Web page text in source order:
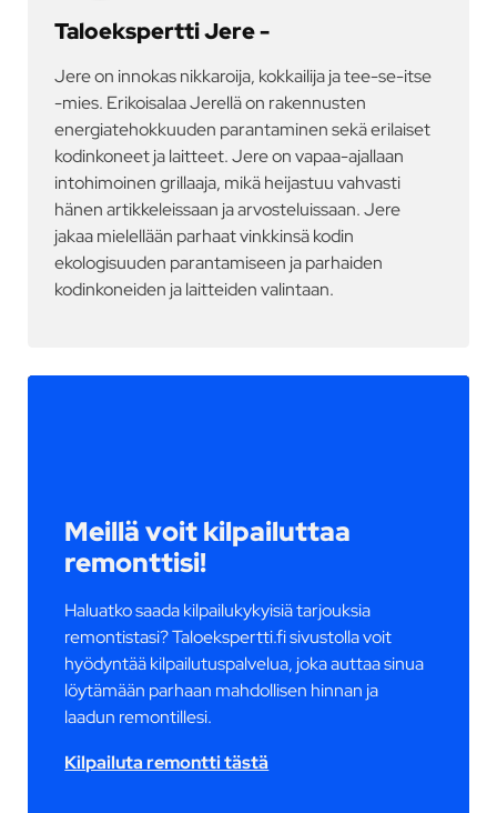
Taloekspertti Jere -
Jere on innokas nikkaroija, kokkailija ja tee-se-itse
-mies. Erikoisalaa Jerellä on rakennusten
energiatehokkuuden parantaminen sekä erilaiset
kodinkoneet ja laitteet. Jere on vapaa-ajallaan
intohimoinen grillaaja, mikä heijastuu vahvasti
hänen artikkeleissaan ja arvosteluissaan. Jere
jakaa mielellään parhaat vinkkinsä kodin
ekologisuuden parantamiseen ja parhaiden
kodinkoneiden ja laitteiden valintaan.
Meillä voit kilpailuttaa
remonttisi!
Haluatko saada kilpailukykyisiä tarjouksia
remontistasi? Taloekspertti.fi sivustolla voit
hyödyntää kilpailutuspalvelua, joka auttaa sinua
löytämään parhaan mahdollisen hinnan ja
laadun remontillesi.
Kilpailuta remontti tästä